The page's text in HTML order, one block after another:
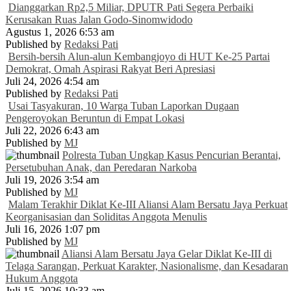
Dianggarkan Rp2,5 Miliar, DPUTR Pati Segera Perbaiki
Kerusakan Ruas Jalan Godo-Sinomwidodo
Agustus 1, 2026 6:53 am
Published by Redaksi Pati
Bersih-bersih Alun-alun Kembangjoyo di HUT Ke-25 Partai
Demokrat, Omah Aspirasi Rakyat Beri Apresiasi
Juli 24, 2026 4:54 am
Published by Redaksi Pati
Usai Tasyakuran, 10 Warga Tuban Laporkan Dugaan
Pengeroyokan Beruntun di Empat Lokasi
Juli 22, 2026 6:43 am
Published by MJ
Polresta Tuban Ungkap Kasus Pencurian Berantai,
Persetubuhan Anak, dan Peredaran Narkoba
Juli 19, 2026 3:54 am
Published by MJ
Malam Terakhir Diklat Ke-III Aliansi Alam Bersatu Jaya Perkuat
Keorganisasian dan Soliditas Anggota Menulis
Juli 16, 2026 1:07 pm
Published by MJ
Aliansi Alam Bersatu Jaya Gelar Diklat Ke-III di
Telaga Sarangan, Perkuat Karakter, Nasionalisme, dan Kesadaran
Hukum Anggota